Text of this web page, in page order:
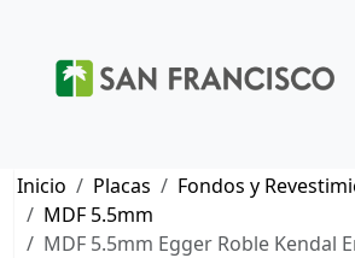
Inicio Placas
Fondos y
MDF 5.5mm
MDF 5.5mm Egger Roble Kendal